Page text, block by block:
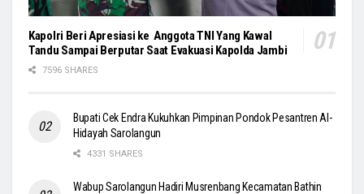
Kapolri Beri Apresiasi ke Anggota TNI Yang Kawal
Tandu Sampai Berputar Saat Evakuasi Kapolda Jambi
7596 SHARES
Bupati Cek Endra Kukuhkan Pimpinan Pondok Pesantren Al-
Hidayah Sarolangun
4331 SHARES
Wabup Sarolangun Hadiri Musrenbang Kecamatan Bathin